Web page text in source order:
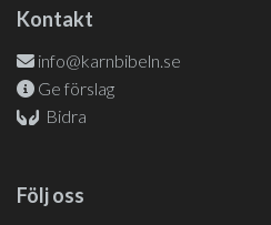
Kontakt
info@karnbibeln.se
Ge förslag
Bidra
Följ oss